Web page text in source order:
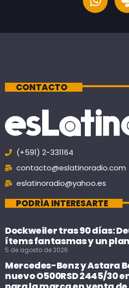
CONTACTO
(+591) 2-331164
contacto@eslatinoradio.com
eslatinoradio@yahoo.es
PODRÍA INTERESARTE
Dockweiler tras 90 días:
ítems fantasmas y un
5 de agosto de 2026
Mercedes-Benz y Astara
nuevo O500RSD 2445/30